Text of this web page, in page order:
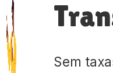
Sem